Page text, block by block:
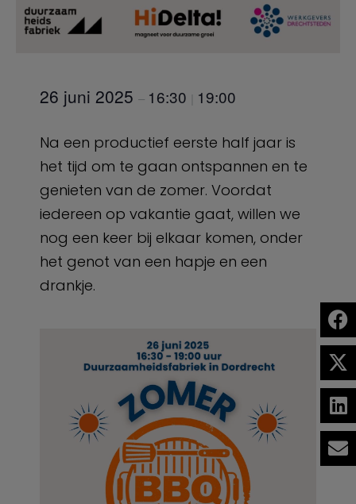
26 juni 2025– 16:30 19:00
Na een productief eerste half jaar is
het tijd om te gaan ontspannen en te
genieten van de zomer. Voordat
iedereen op vakantie gaat, willen we
nog een keer bij elkaar komen, onder
het genot van een hapje en een
drankje.